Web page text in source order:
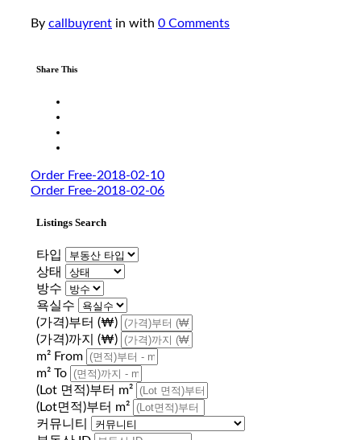
By callbuyrent in with 0 Comments
Share This
Order Free-2018-02-10
Order Free-2018-02-06
Listings Search
타입
상태
방수
욕실수
(가격)부터 (₩)
(가격)까지 (₩)
m² From
m² To
(Lot 면적)부터 m²
(Lot면적)부터 m²
커뮤니티